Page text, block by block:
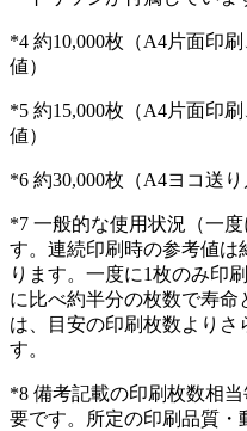
*4 約10,000枚（A4片面印
値）
*5 約15,000枚（A4片面印
値）
*6 約30,000枚（A4ヨコ送
*7 一般的な使用状況（一
す。連続印刷時の参考値は
ります。一度に1枚のみ印
に比べ約半分の枚数で寿命
は、目安の印刷枚数よりさ
す。
*8 備考記載の印刷枚数相
要です。所定の印刷品質